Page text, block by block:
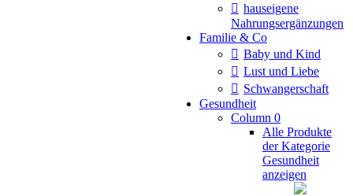
hauseigene
Nahrungsergänzungen
Familie & Co
Baby und Kind
Lust und Liebe
Schwangerschaft
Gesundheit
Column 0
Alle Produkte
der Kategorie
Gesundheit
anzeigen